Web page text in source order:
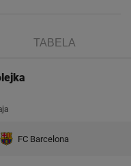
TABELA
FC Barcelona